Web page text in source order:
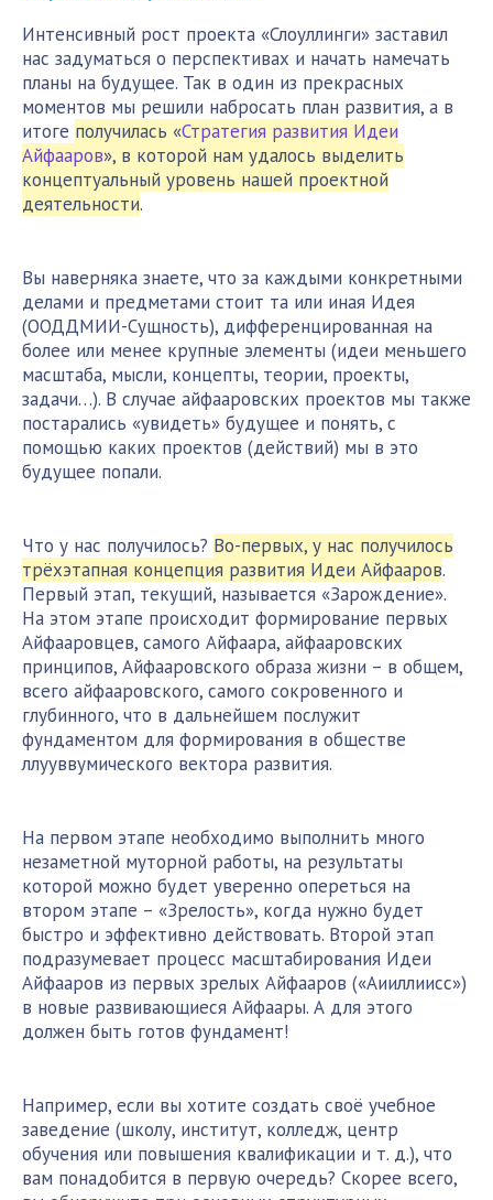
Интенсивный рост проекта «Слоуллинги» заставил
нас задуматься о перспективах и начать намечать
планы на будущее. Так в один из прекрасных
моментов мы решили набросать план развития, а в
итоге получилась «Стратегия развития Идеи
Айфааров», в которой нам удалось выделить
концептуальный уровень нашей проектной
деятельности.
Вы наверняка знаете, что за каждыми конкретными
делами и предметами стоит та или иная Идея
(ООДДМИИ-Сущность), дифференцированная на
более или менее крупные элементы (идеи меньшего
масштаба, мысли, концепты, теории, проекты,
задачи…). В случае айфааровских проектов мы также
постарались «увидеть» будущее и понять, с
помощью каких проектов (действий) мы в это
будущее попали.
Что у нас получилось? Во-первых, у нас получилось
трёхэтапная концепция развития Идеи Айфааров.
Первый этап, текущий, называется «Зарождение».
На этом этапе происходит формирование первых
Айфааровцев, самого Айфаара, айфааровских
принципов, Айфааровского образа жизни – в общем,
всего айфааровского, самого сокровенного и
глубинного, что в дальнейшем послужит
фундаментом для формирования в обществе
ллууввумического вектора развития.
На первом этапе необходимо выполнить много
незаметной муторной работы, на результаты
которой можно будет уверенно опереться на
втором этапе – «Зрелость», когда нужно будет
быстро и эффективно действовать. Второй этап
подразумевает процесс масштабирования Идеи
Айфааров из первых зрелых Айфааров («Аииллиисс»)
в новые развивающиеся Айфаары. А для этого
должен быть готов фундамент!
Например, если вы хотите создать своё учебное
заведение (школу, институт, колледж, центр
обучения или повышения квалификации и т. д.), что
вам понадобится в первую очередь? Скорее всего,